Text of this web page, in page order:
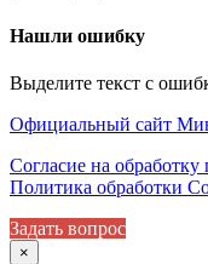
Нашли ошибку
Выделите текст с
Официальный сайт
Согласие на
Политика обработки
Задать вопрос
×